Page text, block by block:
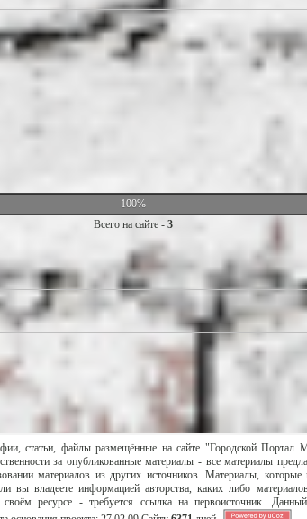
100%
Всего на сайте - 3
статьи, файлы размещённые на сайте "Городской
за опубликованные материалы - все материалы
материалов из других источников. Материалы,
вы владеете информацией авторства, каких либо
ресурсе - требуется ссылка на первоисточник.